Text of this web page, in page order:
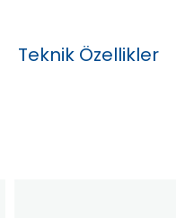
Teknik Özellikler